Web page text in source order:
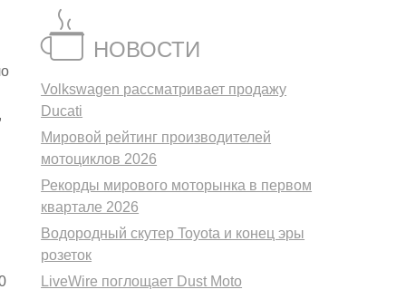
НОВОСТИ
Volkswagen рассматривает продажу
Ducati
Мировой рейтинг производителей
мотоциклов 2026
Рекорды мирового моторынка в первом
квартале 2026
Водородный скутер Toyota и конец эры
розеток
LiveWire поглощает Dust Moto